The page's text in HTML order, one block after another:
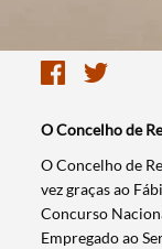
O Concelho de
O Concelho de
vez graças ao
Concurso
Empregado ao